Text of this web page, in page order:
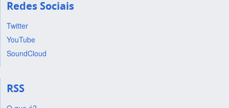
Redes Sociais
Twitter
YouTube
SoundCloud
RSS